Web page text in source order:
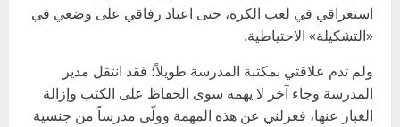
استغراقي في لعب الكرة، حتى اعتاد رفاقي على وضعي في
«التشكيلة» الاحتياطية.
ولم تدم علاقتي بمكتبة المدرسة طويلاً؛ فقد انتقل مدير
المدرسة وجاء آخر لا يهمه سوى الحفاظ على الكتب وإزالة
الغبار عنها، فعزلني عن هذه المهمة وولّى مدرساً من جنسية